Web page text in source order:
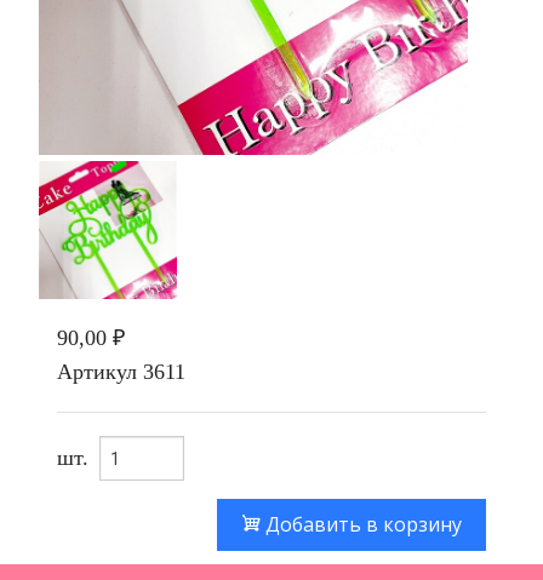
90,00 ₽
Артикул 3611
шт.
Добавить в корзину